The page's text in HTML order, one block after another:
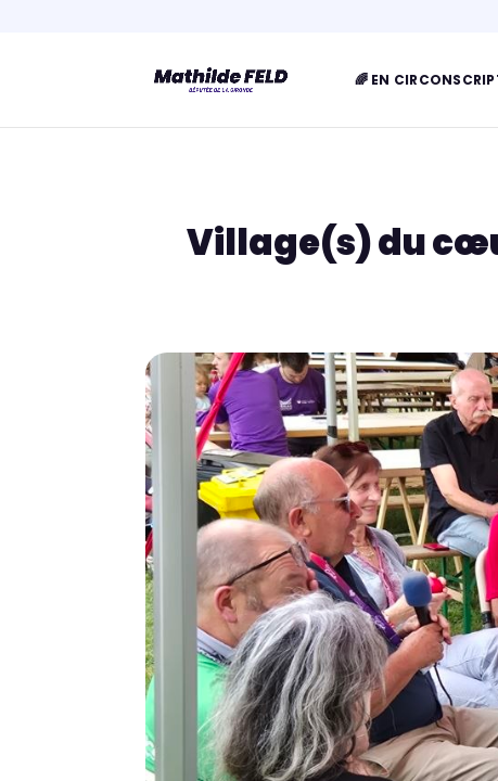
🌈 EN
Village(s) du